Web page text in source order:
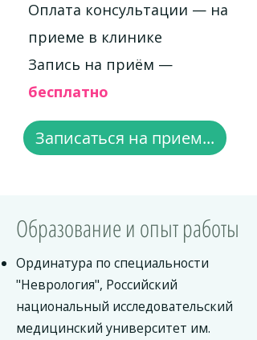
Оплата консультации — на
приеме в клинике
Запись на приём —
бесплатно
Записаться на прием...
Образование и опыт работы
Ординатура по специальности
"Неврология", Российский
национальный исследовательский
медицинский университет им.